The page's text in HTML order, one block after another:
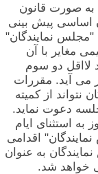
صورت‏ قانون‏
اساسی‏ پیش‏ بینی‏
نمایندگان‏"
مغایر با آن‏
لااقل‏ دو سوم‏
می‏ آید. مقررات‏
از کمیته‏
دعوت‏ نماید.
"مجلس‏ مشاوران‏" ظرف‏ مدت‏ 60 روز به‏ استثنای‏ ایام‏
اقدامی‏
به‏ عنوان‏
خواهد شد.